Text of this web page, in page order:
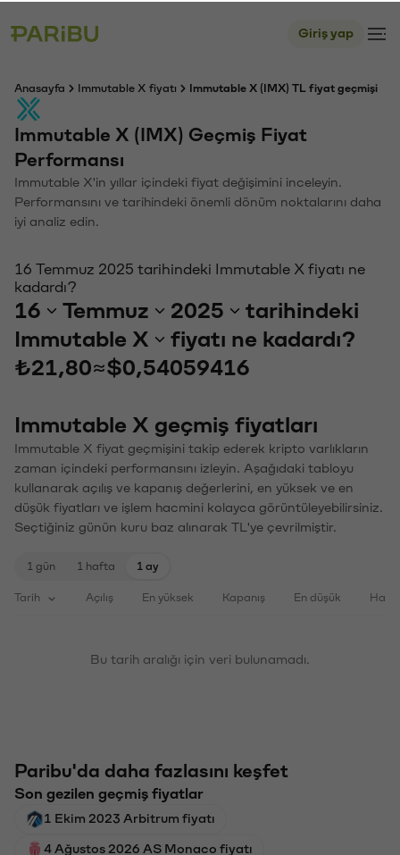
Giriş yap
Anasayfa Immutable X fiyatı Immutable X (IMX) TL fiyat geçmişi
Immutable X (IMX) Geçmiş Fiyat
Performansı
Immutable X'in yıllar içindeki fiyat değişimini inceleyin.
Performansını ve tarihindeki önemli dönüm noktalarını daha
iyi analiz edin.
16 Temmuz 2025 tarihindeki Immutable X fiyatı ne
kadardı?
16 Temmuz 2025
tarihindeki
Immutable X
fiyatı ne kadardı?
₺21,80≈$0,54059416
Immutable X geçmiş fiyatları
Immutable X fiyat geçmişini takip ederek kripto varlıkların
zaman içindeki performansını izleyin. Aşağıdaki tabloyu
kullanarak açılış ve kapanış değerlerini, en yüksek ve en
düşük fiyatları ve işlem hacmini kolayca görüntüleyebilirsiniz.
Seçtiğiniz günün kuru baz alınarak TL'ye çevrilmiştir.
1 gün 1 hafta 1 ay
Tarih Açılış En yüksek Kapanış En düşük
Bu tarih aralığı için veri bulunamadı.
Paribu'da daha fazlasını keşfet
Son gezilen geçmiş fiyatlar
1 Ekim 2023 Arbitrum fiyatı
4 Ağustos 2026 AS Monaco fiyatı